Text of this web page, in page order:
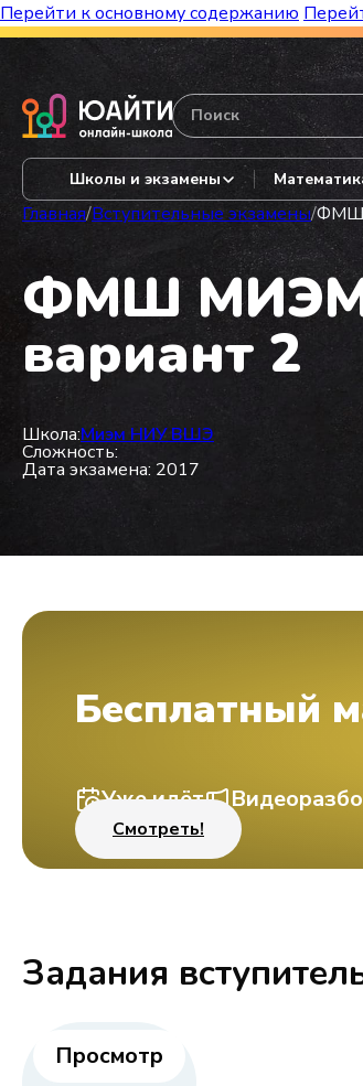
Перейти к основному содержанию
Бесплатный марафон к топ-
Школы и экзамены
Главная/Вступительные экзамены/ФМШ
ФМШ МИЭМ
вариант 2
Школа:Миэм НИУ ВШЭ
Сложность:
Дата экзамена: 2017
Бесплатный
Уже идёт
Смотреть!
Задания
Просмотр